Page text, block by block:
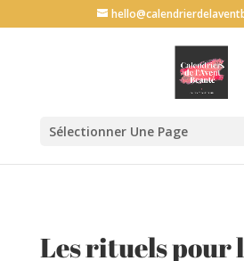
Sélectionner Une Page
Les rituels pour